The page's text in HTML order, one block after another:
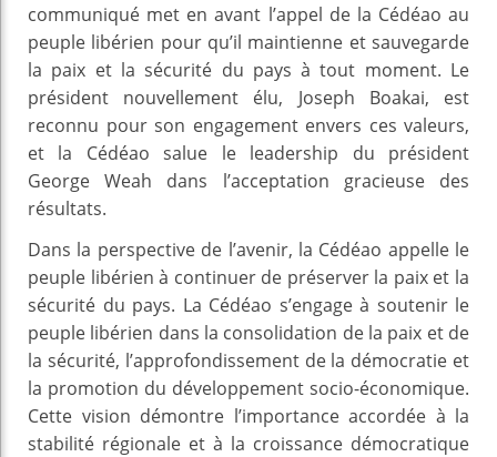
communiqué met en avant l’appel de la Cédéao au
peuple libérien pour qu’il maintienne et sauvegarde
la paix et la sécurité du pays à tout moment. Le
président nouvellement élu, Joseph Boakai, est
reconnu pour son engagement envers ces valeurs,
et la Cédéao salue le leadership du président
George Weah dans l’acceptation gracieuse des
résultats.
Dans la perspective de l’avenir, la Cédéao appelle le
peuple libérien à continuer de préserver la paix et la
sécurité du pays. La Cédéao s’engage à soutenir le
peuple libérien dans la consolidation de la paix et de
la sécurité, l’approfondissement de la démocratie et
la promotion du développement socio-économique.
Cette vision démontre l’importance accordée à la
stabilité régionale et à la croissance démocratique